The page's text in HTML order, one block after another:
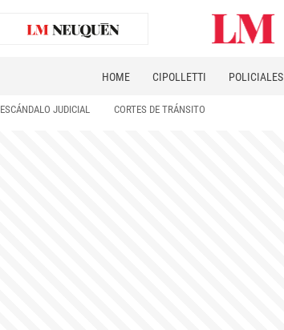
HOME CIPOLLETTI POLICIALES
ESCÁNDALO JUDICIAL CORTES DE TRÁNSITO